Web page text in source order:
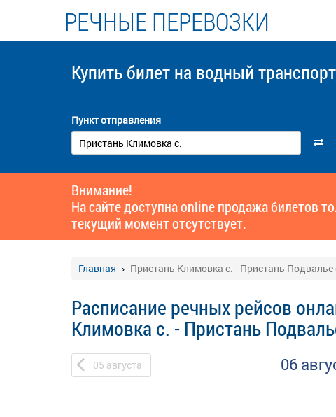
РЕЧНЫЕ ПЕРЕВОЗКИ
Купить билет на водный транспорт
Пункт отправления
Внимание!
На сайте доступна online продажа билетов
текущий момент отсутствует.
Главная Пристань Климовка с. - Пристань Подвалье
Расписание речных рейсов
Климовка с. - Пристань
05 августа 06